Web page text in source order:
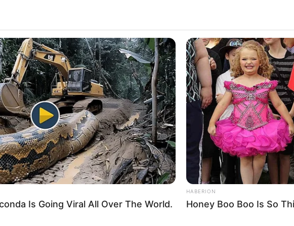
Is Going Viral All Over The World.
HABERION
Honey Boo Boo Is So